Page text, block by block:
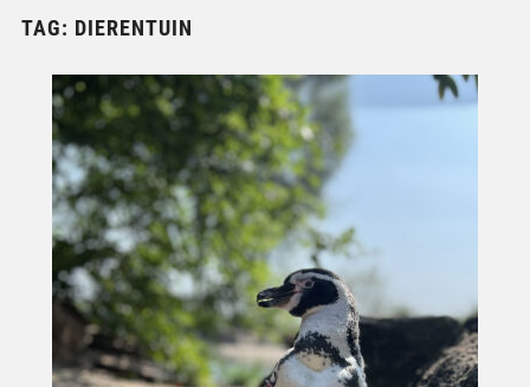
TAG: DIERENTUIN